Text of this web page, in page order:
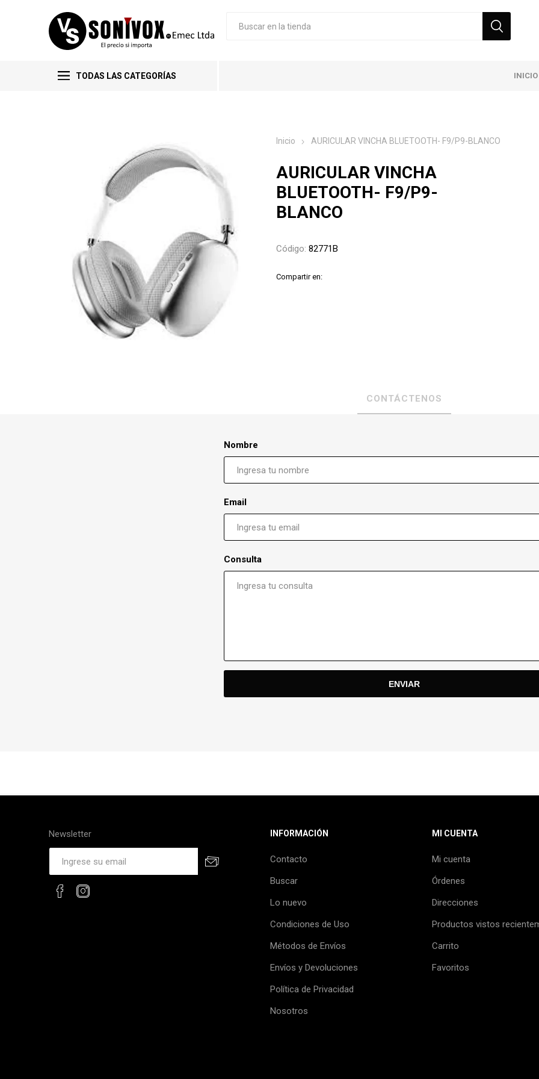
TODAS LAS CATEGORÍAS INICIO
Inicio AURICULAR VINCHA BLUETOOTH- F9/P9-BLANCO
AURICULAR VINCHA
BLUETOOTH- F9/P9-
BLANCO
Código: 82771B
Compartir en:
CONTÁCTENOS
Nombre
Email
Consulta
Newsletter INFORMACIÓN
Contacto
Buscar
Lo nuevo
Condiciones de Uso
Métodos de Envíos
Envíos y Devoluciones
Política de Privacidad
Nosotros
MI CUENTA
Mi cuenta
Órdenes
Direcciones
Productos vistos
Carrito
Favoritos